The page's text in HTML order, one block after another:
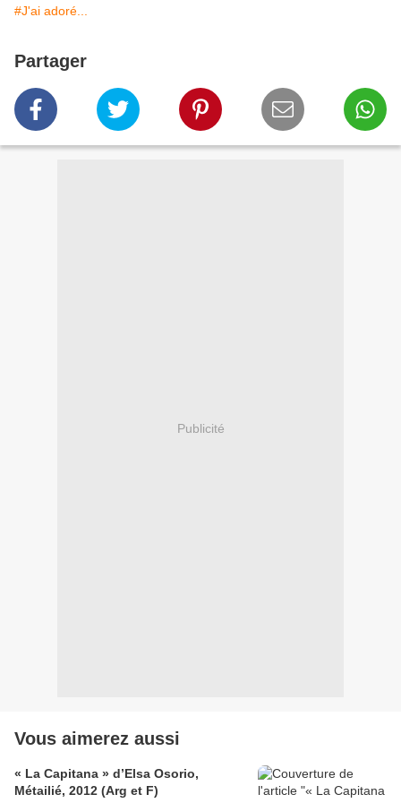
#J'ai adoré...
Partager
Publicité
Vous aimerez aussi
« La Capitana » d’Elsa Osorio,
Métailié, 2012 (Arg et F)